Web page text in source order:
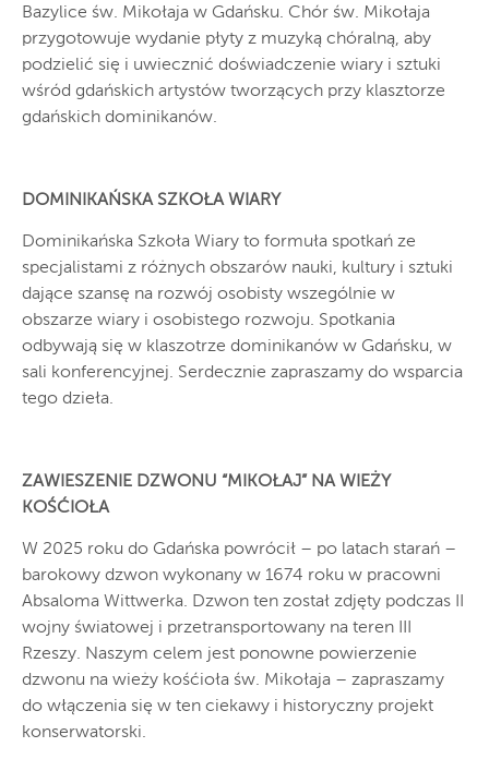
Bazylice św. Mikołaja w Gdańsku. Chór św. Mikołaja
przygotowuje wydanie płyty z muzyką chóralną, aby
podzielić się i uwiecznić doświadczenie wiary i sztuki
wśród gdańskich artystów tworzących przy klasztorze
gdańskich dominikanów.
DOMINIKAŃSKA SZKOŁA WIARY
Dominikańska Szkoła Wiary to formuła spotkań ze
specjalistami z różnych obszarów nauki, kultury i sztuki
dające szansę na rozwój osobisty wszególnie w
obszarze wiary i osobistego rozwoju. Spotkania
odbywają się w klaszotrze dominikanów w Gdańsku, w
sali konferencyjnej. Serdecznie zapraszamy do wsparcia
tego dzieła.
ZAWIESZENIE DZWONU “MIKOŁAJ” NA WIEŻY
KOŚĆIOŁA
W 2025 roku do Gdańska powrócił – po latach starań –
barokowy dzwon wykonany w 1674 roku w pracowni
Absaloma Wittwerka. Dzwon ten został zdjęty podczas II
wojny światowej i przetransportowany na teren III
Rzeszy. Naszym celem jest ponowne powierzenie
dzwonu na wieży kośćioła św. Mikołaja – zapraszamy
do włączenia się w ten ciekawy i historyczny projekt
konserwatorski.